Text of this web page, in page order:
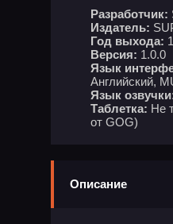
Разработчик:
Издатель:
Год выхода:
Версия: 1.0.0
Язык
Английский,
Язык
Таблетка: Не
от GOG)
Описание